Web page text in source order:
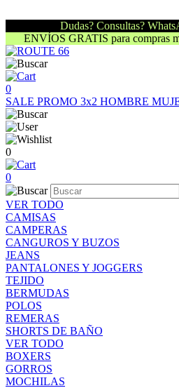
Dudas? Consultas?
ENVÍOS GRATIS para compras
0
SALE PROMO 3x2 HOMBRE
0
0
VER TODO
CAMISAS
CAMPERAS
CANGUROS Y BUZOS
JEANS
PANTALONES Y JOGGERS
TEJIDO
BERMUDAS
POLOS
REMERAS
SHORTS DE BAÑO
VER TODO
BOXERS
GORROS
MOCHILAS